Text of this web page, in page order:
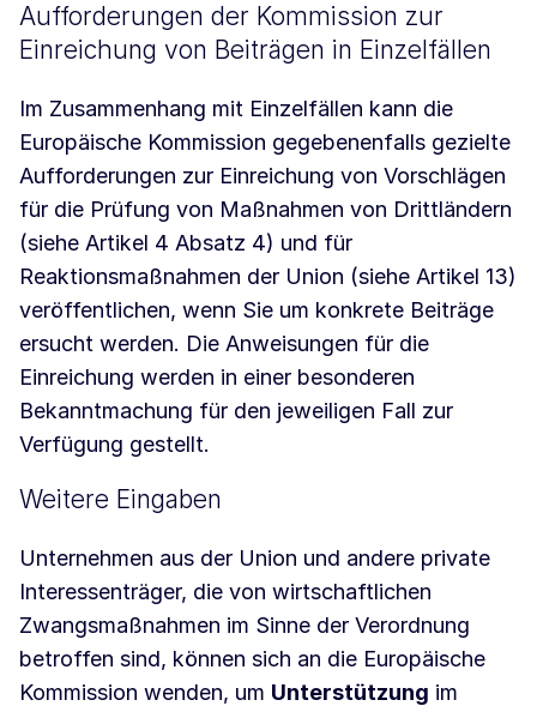
Aufforderungen der Kommission zur
Einreichung von Beiträgen in Einzelfällen
Im Zusammenhang mit Einzelfällen kann die
Europäische Kommission gegebenenfalls gezielte
Aufforderungen zur Einreichung von Vorschlägen
für die Prüfung von Maßnahmen von Drittländern
(siehe Artikel 4 Absatz 4) und für
Reaktionsmaßnahmen der Union (siehe Artikel 13)
veröffentlichen, wenn Sie um konkrete Beiträge
ersucht werden. Die Anweisungen für die
Einreichung werden in einer besonderen
Bekanntmachung für den jeweiligen Fall zur
Verfügung gestellt.
Weitere Eingaben
Unternehmen aus der Union und andere private
Interessenträger, die von wirtschaftlichen
Zwangsmaßnahmen im Sinne der Verordnung
betroffen sind, können sich an die Europäische
Kommission wenden, um Unterstützung im